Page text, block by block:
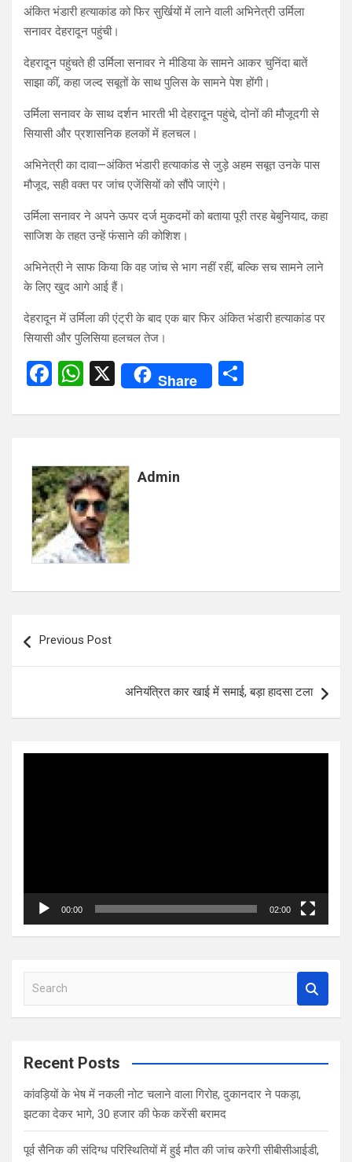
अंकित भंडारी हत्याकांड को फिर सुर्खियों में लाने वाली अभिनेत्री उर्मिला
सनावर देहरादून पहुंची।
देहरादून पहुंचते ही उर्मिला सनावर ने मीडिया के सामने आकर चुनिंदा बातें
साझा कीं, कहा जल्द सबूतों के साथ पुलिस के सामने पेश होंगी।
उर्मिला सनावर के साथ दर्शन भारती भी देहरादून पहुंचे, दोनों की मौजूदगी से
सियासी और प्रशासनिक हलकों में हलचल।
अभिनेत्री का दावा—अंकित भंडारी हत्याकांड से जुड़े अहम सबूत उनके पास
मौजूद, सही वक्त पर जांच एजेंसियों को सौंपे जाएंगे।
उर्मिला सनावर ने अपने ऊपर दर्ज मुकदमों को बताया पूरी तरह बेबुनियाद, कहा
साजिश के तहत उन्हें फंसाने की कोशिश।
अभिनेत्री ने साफ किया कि वह जांच से भाग नहीं रहीं, बल्कि सच सामने लाने
के लिए खुद आगे आई हैं।
देहरादून में उर्मिला की एंट्री के बाद एक बार फिर अंकित भंडारी हत्याकांड पर
सियासी और पुलिसिया हलचल तेज।
F
ce
o
o
k
W
at
A
p
p
X Share
ar
Admin
navigation
Previous Post
अनियंत्रित कार खाई में समाई, बड़ा हादसा टला
00:00 02:00
a
c
Recent Posts
कांवड़ियों के भेष में नकली नोट चलाने वाला गिरोह, दुकानदार ने पकड़ा,
झटका देकर भागे, 30 हजार की फेक करेंसी बरामद
पूर्व सैनिक की संदिग्ध परिस्थितियों में हुई मौत की जांच करेगी सीबीसीआईडी,